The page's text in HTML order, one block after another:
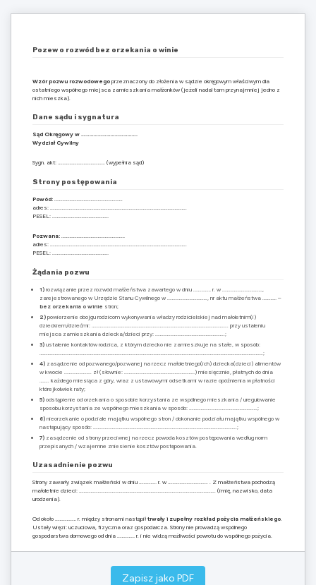
Pozew o rozwód bez orzekania o winie
Wzór pozwu rozwodowego przeznaczony do złożenia w sądzie okręgowym właściwym dla
ostatniego wspólnego miejsca zamieszkania małżonków (jeżeli nadal tam przynajmniej jedno z
nich mieszka).
Dane sądu i sygnatura
Sąd Okręgowy w ………………………………….
Wydział Cywilny
Sygn. akt: …………………………………. (wypełnia sąd)
Strony postępowania
Powód:
adres: ……………………………………………………………………………………………………..
PESEL: …………………………………………
Pozwana:
adres: ……………………………………………………………………………………………………..
PESEL: …………………………………………
Żądania pozwu
1) rozwiązanie przez rozwód małżeństwa zawartego w dniu …………… r. w …………………………….,
zarejestrowanego w Urzędzie Stanu Cywilnego w ……………………………., nr aktu małżeństwa ………… –
bez orzekania o winie stron;
2) powierzenie obojgu rodzicom wykonywania władzy rodzicielskiej nad małoletnim(i)
dzieckiem/dziećmi: …………………………………………………………………………………………………….. przy ustaleniu
miejsca zamieszkania dziecka/dzieci przy: …………………………………………………..;
3) ustalenie kontaktów rodzica, z którym dziecko nie zamieszkuje na stałe, w sposób:
……………………………………………………………………………………………………………………………………………………………………….;
4) zasądzenie od pozwanego/pozwanej na rzecz małoletniego(ich) dziecka(dzieci) alimentów
w kwocie ………………….. zł (słownie: ……………………………………………………) miesięcznie, płatnych do dnia
…….. każdego miesiąca z góry, wraz z ustawowymi odsetkami w razie opóźnienia w płatności
którejkolwiek raty;
5) odstąpienie od orzekania o sposobie korzystania ze wspólnego mieszkania / uregulowanie
sposobu korzystania ze wspólnego mieszkania w sposób: ………………………………………………….;
6) nieorzekanie o podziale majątku wspólnego stron / dokonanie podziału majątku wspólnego w
następujący sposób: …………………………………………………………………………………………………………..;
7) zasądzenie od strony przeciwnej na rzecz powoda kosztów postępowania według norm
przepisanych / wzajemne zniesienie kosztów postępowania.
Uzasadnienie pozwu
Strony zawarły związek małżeński w dniu …………… r. w ……………………………. . Z małżeństwa pochodzą
małoletnie dzieci: …………………………………………………………………………………………………….. (imię, nazwisko, data
urodzenia).
Od około ……………… r. między stronami nastąpił trwały i zupełny rozkład pożycia małżeńskiego
Ustały więzi: uczuciowa, fizyczna oraz gospodarcza. Strony nie prowadzą wspólnego
gospodarstwa domowego od dnia …………… r. i nie widzą możliwości powrotu do wspólnego pożycia.
znajduje odzwierciedlenie w żądaniach pozwu.Zapisz jako PDF